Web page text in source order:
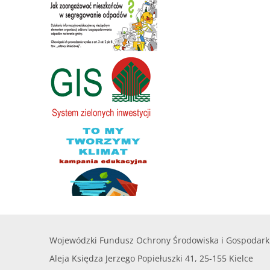
Wojewódzki Fundusz Ochrony Środowiska i
Aleja Księdza Jerzego Popiełuszki 41, 25-155 Kielce